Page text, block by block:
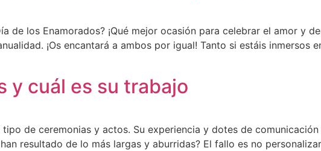
de los Enamorados? ¡Qué mejor ocasión para celebrar el amor y
¡Os encantará a ambos por igual! Tanto si estáis inmersos
y cuál es su trabajo
de ceremonias y actos. Su experiencia y dotes de comunicación
resultado de lo más largas y aburridas? El fallo es no